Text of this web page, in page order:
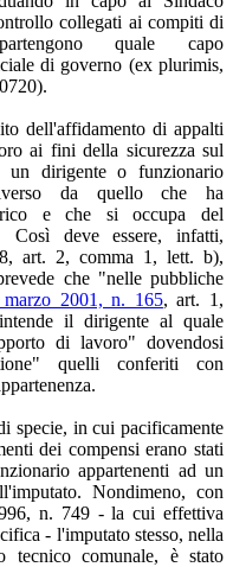
collegati ai compiti di
quale capo
di governo (ex plurimis,
dell'affidamento di appalti
ai fini della sicurezza sul
un dirigente o funzionario
da quello che ha
e che si occupa del
Così deve essere, infatti,
art. 2, comma 1, lett. b),
che "nelle pubbliche
2001, n. 165, art. 1,
il dirigente al quale
di lavoro" dovendosi
quelli conferiti con
specie, in cui pacificamente
dei compensi erano stati
appartenenti ad un
Nondimeno, con
n. 749 - la cui effettiva
- l'imputato stesso, nella
tecnico comunale, è stato